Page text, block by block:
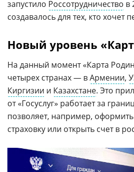
запустило Россотрудничество в
создавалось для тех, кто хочет
Новый уровень
На данный момент «Карта
четырех странах — вАрмении,
Киргизии и Казахстане. Это
от «Госуслуг» работает за
позволяет, например,
страховку или открыть счет в